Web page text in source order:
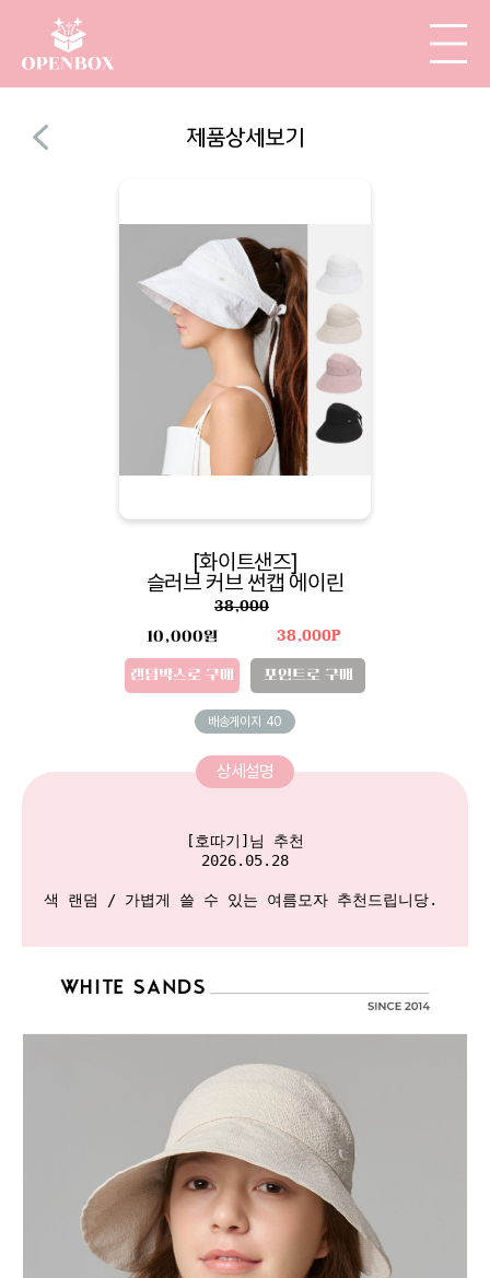
제품상세보기
[화이트샌즈]
슬러브 커브 썬캡 에이린
38,000
10,000원
랜덤박스로 구매
38,000P
포인트로 구매
배송게이지 40
상세설명
[호따기]님 추천
2026.05.28
색 랜덤 / 가볍게 쓸 수 있는 여름모자 추천드립니당.